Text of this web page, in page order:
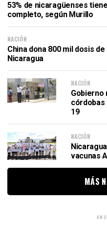
53% de nicaragüenses
completo, según Murillo
NACIÓN
China dona 800 mil dosis
Nicaragua
NACIÓN
Gobierno
córdobas
19
NACIÓN
vacunas
MÁS